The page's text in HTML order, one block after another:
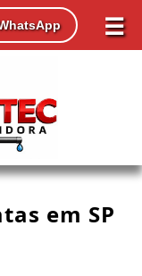
☰
em SP